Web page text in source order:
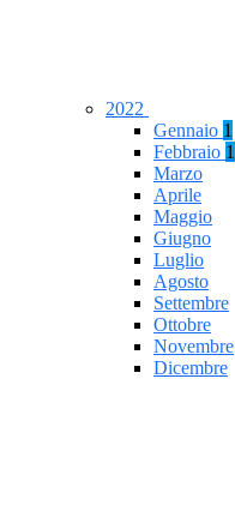
2022
Gennaio 1
Febbraio 1
Marzo
Aprile
Maggio
Giugno
Luglio
Agosto
Settembre
Ottobre
Novembre
Dicembre